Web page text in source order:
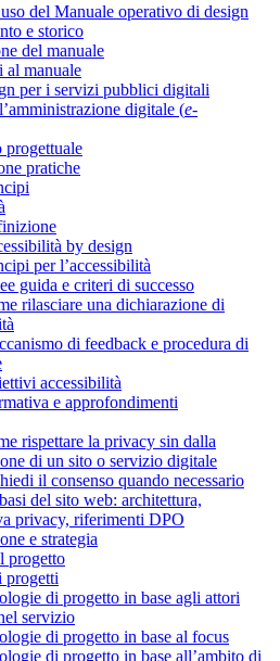
del Manuale operativo di design
e storico
del manuale
al manuale
per i servizi pubblici digitali
digitale (e-
progettuale
pratiche
by design
per l’accessibilità
guida e criteri di successo
rilasciare una dichiarazione di
di feedback e procedura di
accessibilità
e approfondimenti
rispettare la privacy sin dalla
di un sito o servizio digitale
il consenso quando necessario
del sito web: architettura,
privacy, riferimenti DPO
e strategia
progetto
progetti
di progetto in base agli attori
servizio
di progetto in base al focus
di progetto in base all’ambito di